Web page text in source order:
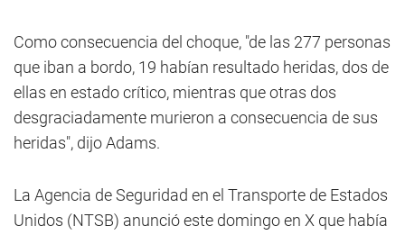
Como consecuencia del choque, "de las 277 personas
que iban a bordo, 19 habían resultado heridas, dos de
ellas en estado crítico, mientras que otras dos
desgraciadamente murieron a consecuencia de sus
heridas", dijo Adams.
La Agencia de Seguridad en el Transporte de Estados
Unidos (NTSB) anunció este domingo en X que había